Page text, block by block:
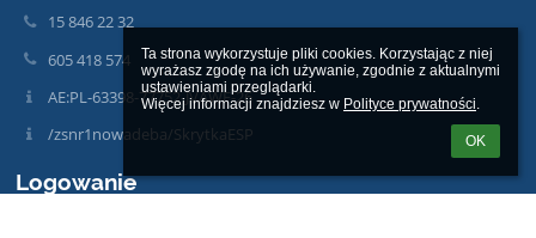
Ta strona wykorzystuje pliki cookies. Korzystając z niej
wyrażasz zgodę na ich używanie, zgodnie z aktualnymi
ustawieniami przeglądarki.
Więcej informacji znajdziesz w Polityce prywatności.
OK
15 846 22 32
605 418 574
AE:PL-63398-77752-JVAWF-26
/zsnr1nowadeba/SkrytkaESP
Logowanie